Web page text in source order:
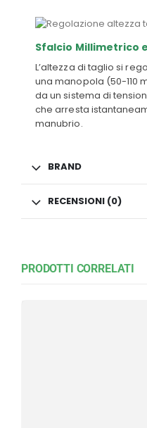
Sfalcio Millimetrico
L’altezza di taglio si
una manopola (50-110
da un sistema di
che arresta
manubrio.
BRAND
RECENSIONI (0)
PRODOTTI CORRELATI